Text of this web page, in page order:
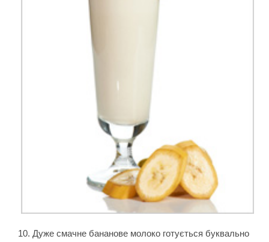
10. Дуже смачне бананове молоко готується буквально